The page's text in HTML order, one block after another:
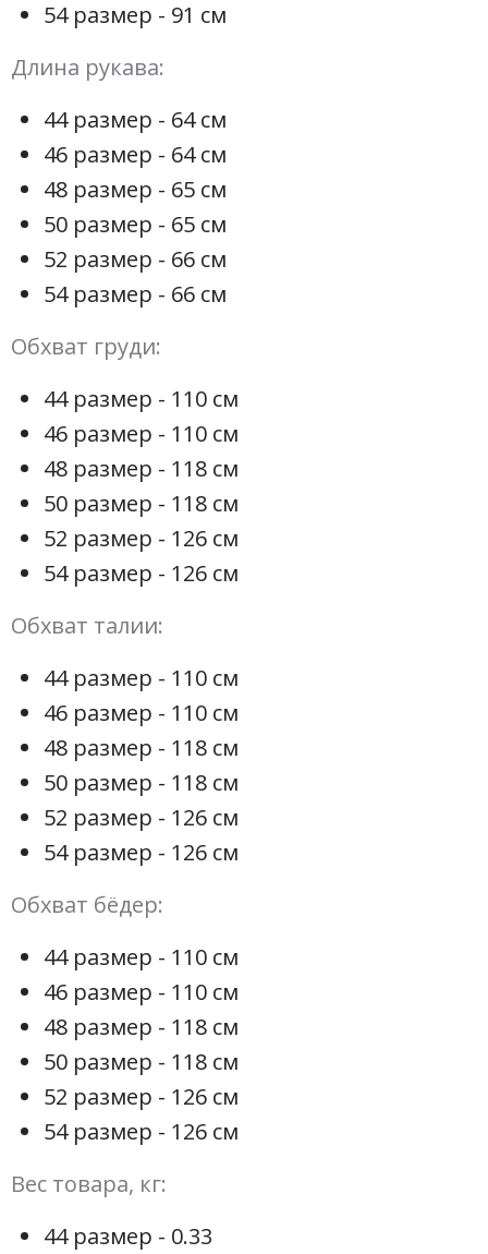
54 размер - 91 см
Длина рукава:
44 размер - 64 см
46 размер - 64 см
48 размер - 65 см
50 размер - 65 см
52 размер - 66 см
54 размер - 66 см
Обхват груди:
44 размер - 110 см
46 размер - 110 см
48 размер - 118 см
50 размер - 118 см
52 размер - 126 см
54 размер - 126 см
Обхват талии:
44 размер - 110 см
46 размер - 110 см
48 размер - 118 см
50 размер - 118 см
52 размер - 126 см
54 размер - 126 см
Обхват бёдер:
44 размер - 110 см
46 размер - 110 см
48 размер - 118 см
50 размер - 118 см
52 размер - 126 см
54 размер - 126 см
Вес товара, кг:
44 размер - 0.33